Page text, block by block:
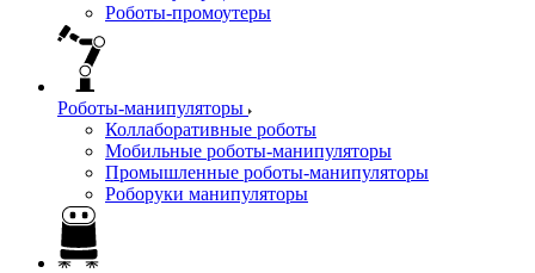
Роботы-промоутеры
Роботы-манипуляторы
Коллаборативные роботы
Мобильные роботы-манипуляторы
Промышленные роботы-манипуляторы
Роборуки манипуляторы